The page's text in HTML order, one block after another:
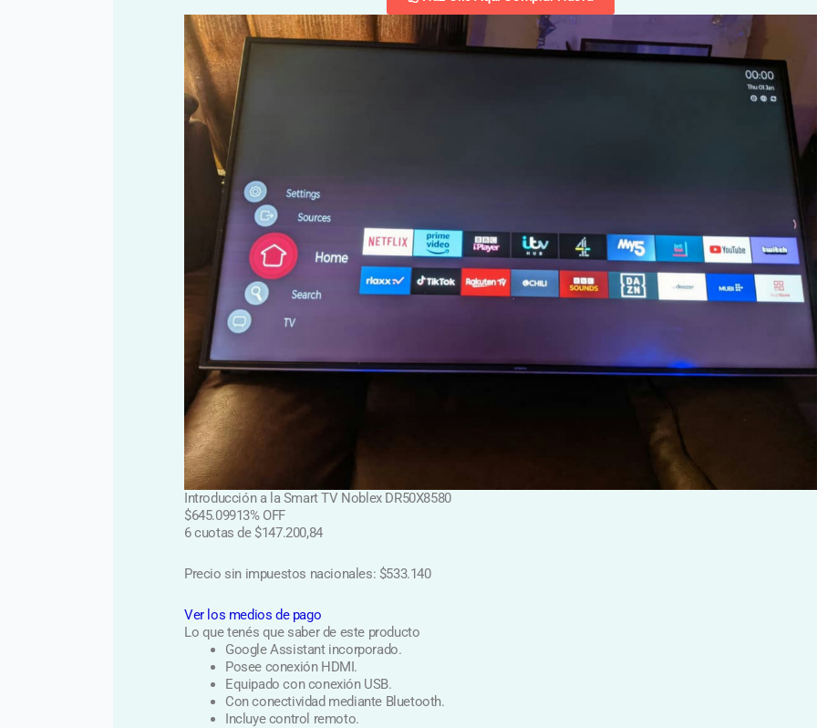
Introducción a la Smart TV Noblex DR50X8580
$645.09913% OFF
6 cuotas de $147.200,84
Precio sin impuestos nacionales: $533.140
Ver los medios de pago
Lo que tenés que saber de este producto
Google Assistant incorporado.
Posee conexión HDMI.
Equipado con conexión USB.
Con conectividad mediante Bluetooth.
Incluye control remoto.